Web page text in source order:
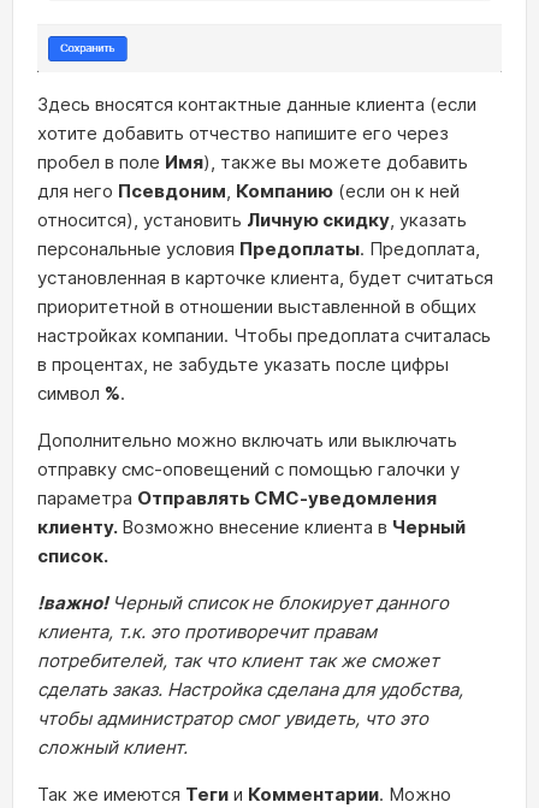
Здесь вносятся контактные данные клиента (если
хотите добавить отчество напишите его через
пробел в поле Имя), также вы можете добавить
для него Псевдоним, Компанию (если он к ней
относится), установить Личную скидку, указать
персональные условия Предоплаты. Предоплата,
установленная в карточке клиента, будет считаться
приоритетной в отношении выставленной в общих
настройках компании. Чтобы предоплата считалась
в процентах, не забудьте указать после цифры
символ %.
Дополнительно можно включать или выключать
отправку смс-оповещений с помощью галочки у
параметра Отправлять СМС-уведомления
клиенту. Возможно внесение клиента в Черный
список.
!важно! Черный список не блокирует данного
клиента, т.к. это противоречит правам
потребителей, так что клиент так же сможет
сделать заказ. Настройка сделана для удобства,
чтобы администратор смог увидеть, что это
сложный клиент.
Так же имеются Теги и Комментарии. Можно